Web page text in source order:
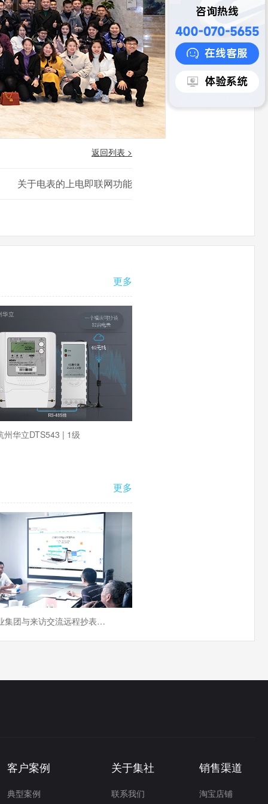
返回列表 >
关于电表的上电即联网功能
更多
州华立DTS543 | 1级
更多
长沙某实业集团与来访交流远程抄表系统采购事宜
客户案例
典型案例
关于集社
联系我们
销售渠道
淘宝店铺
咨询热线
在线客服
体验系统